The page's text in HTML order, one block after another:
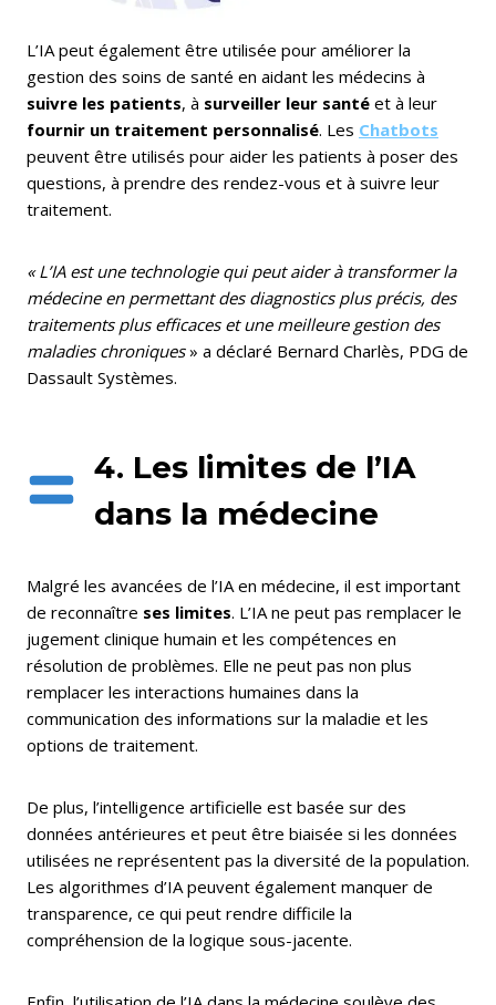
L’IA peut également être utilisée pour améliorer la
gestion des soins de santé en aidant les médecins à
suivre les patients, à surveiller leur santé et à leur
fournir un traitement personnalisé. Les Chatbots
peuvent être utilisés pour aider les patients à poser des
questions, à prendre des rendez-vous et à suivre leur
traitement.
« L’IA est une technologie qui peut aider à transformer la
médecine en permettant des diagnostics plus précis, des
traitements plus efficaces et une meilleure gestion des
maladies chroniques» a déclaré Bernard Charlès, PDG de
Dassault Systèmes.
4. Les limites de l’IA
dans la médecine
Malgré les avancées de l’IA en médecine, il est important
de reconnaître ses limites. L’IA ne peut pas remplacer le
jugement clinique humain et les compétences en
résolution de problèmes. Elle ne peut pas non plus
remplacer les interactions humaines dans la
communication des informations sur la maladie et les
options de traitement.
De plus, l’intelligence artificielle est basée sur des
données antérieures et peut être biaisée si les données
utilisées ne représentent pas la diversité de la population.
Les algorithmes d’IA peuvent également manquer de
transparence, ce qui peut rendre difficile la
compréhension de la logique sous-jacente.